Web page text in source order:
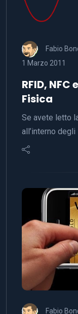
Fabio
1 Marzo 2011
RFID,
Fisica
Se avete letto
all’interno degli
Fabio